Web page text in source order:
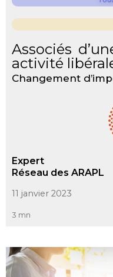
Associés
activité
Changement
Expert
Réseau des ARAPL
11 janvier 2023
3 mn